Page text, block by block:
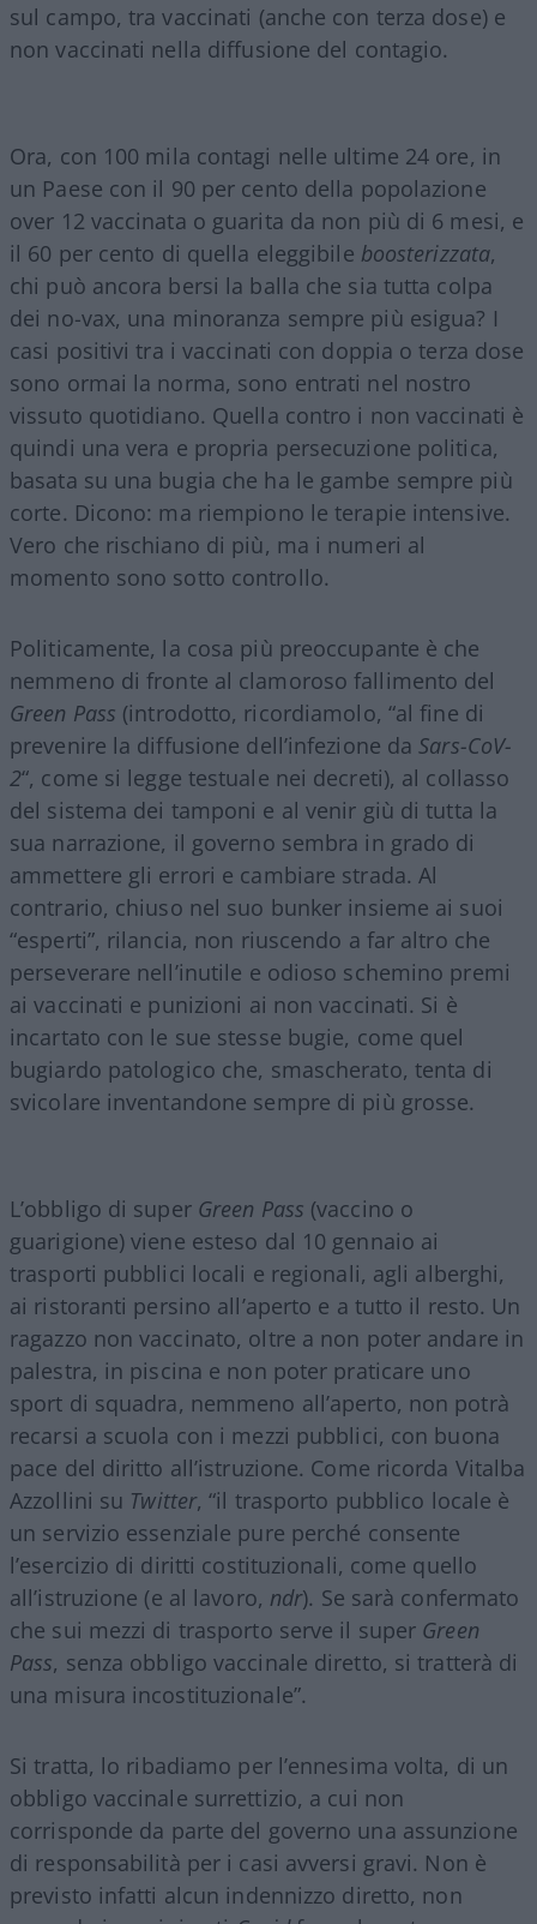
sul campo, tra vaccinati (anche con terza dose) e
non vaccinati nella diffusione del contagio.
Ora, con 100 mila contagi nelle ultime 24 ore, in
un Paese con il 90 per cento della popolazione
over 12 vaccinata o guarita da non più di 6 mesi, e
il 60 per cento di quella eleggibile boosterizzata,
chi può ancora bersi la balla che sia tutta colpa
dei no-vax, una minoranza sempre più esigua? I
casi positivi tra i vaccinati con doppia o terza dose
sono ormai la norma, sono entrati nel nostro
vissuto quotidiano. Quella contro i non vaccinati è
quindi una vera e propria persecuzione politica,
basata su una bugia che ha le gambe sempre più
corte. Dicono: ma riempiono le terapie intensive.
Vero che rischiano di più, ma i numeri al
momento sono sotto controllo.
Politicamente, la cosa più preoccupante è che
nemmeno di fronte al clamoroso fallimento del
Green Pass (introdotto, ricordiamolo, “al fine di
prevenire la diffusione dell’infezione daSars-CoV-
2“, come si legge testuale nei decreti), al collasso
del sistema dei tamponi e al venir giù di tutta la
sua narrazione, il governo sembra in grado di
ammettere gli errori e cambiare strada. Al
contrario, chiuso nel suo bunker insieme ai suoi
“esperti”, rilancia, non riuscendo a far altro che
perseverare nell’inutile e odioso schemino premi
ai vaccinati e punizioni ai non vaccinati. Si è
incartato con le sue stesse bugie, come quel
bugiardo patologico che, smascherato, tenta di
svicolare inventandone sempre di più grosse.
L’obbligo di super Green Pass (vaccino o
guarigione) viene esteso dal 10 gennaio ai
trasporti pubblici locali e regionali, agli alberghi,
ai ristoranti persino all’aperto e a tutto il resto. Un
ragazzo non vaccinato, oltre a non poter andare in
palestra, in piscina e non poter praticare uno
sport di squadra, nemmeno all’aperto, non potrà
recarsi a scuola con i mezzi pubblici, con buona
pace del diritto all’istruzione. Come ricorda Vitalba
Azzollini su Twitter, “il trasporto pubblico locale è
un servizio essenziale pure perché consente
l’esercizio di diritti costituzionali, come quello
all’istruzione (e al lavoro, ndr). Se sarà confermato
che sui mezzi di trasporto serve il super Green
Pass, senza obbligo vaccinale diretto, si tratterà di
una misura incostituzionale”.
Si tratta, lo ribadiamo per l’ennesima volta, di un
obbligo vaccinale surrettizio, a cui non
corrisponde da parte del governo una assunzione
di responsabilità per i casi avversi gravi. Non è
previsto infatti alcun indennizzo diretto, non